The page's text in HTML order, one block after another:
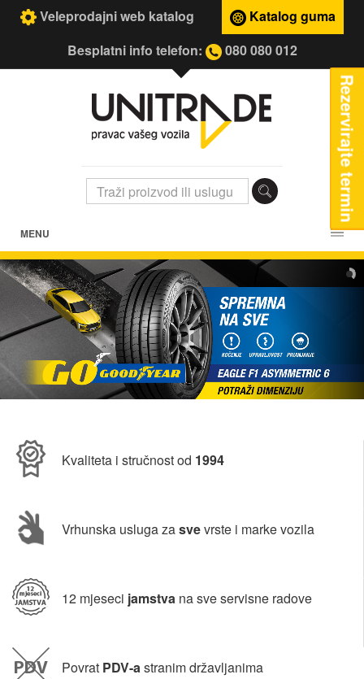
Veleprodajni web katalog
Katalog guma
Besplatni info telefon:
080 080 012
MENU
Kvaliteta i stručnost od 1994
Vrhunska usluga zasvevrste i marke vozila
12 mjeseci jamstva na sve servisne radove
Povrat PDV-astranim državljanima
Rezervirajte termin